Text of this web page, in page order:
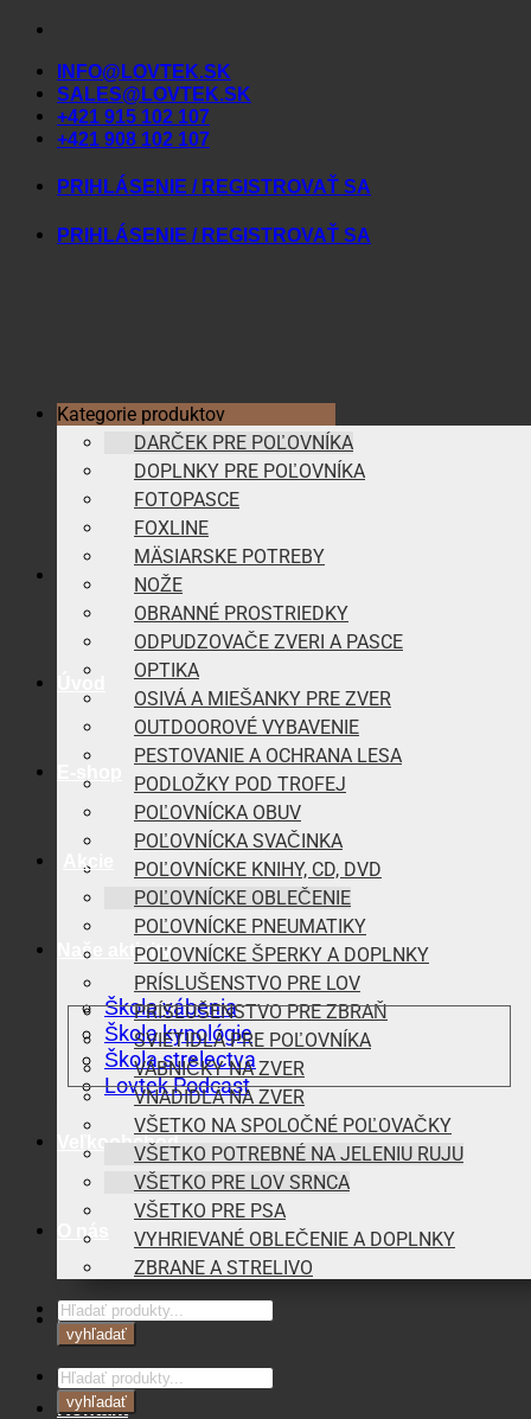
Skip
contentINFO@LOVTEK.SK
SALES@LOVTEK.SK
+421 915 102 107
+421 908 102 107
PRIHLÁSENIE / REGISTROVAŤ SA
PRIHLÁSENIE / REGISTROVAŤ SA
Akcie
Naše aktivity
Škola vábenia
Škola kynológie
Škola strelectva
Lovtek Podcast
Veľkoobchod
O nás
Blog
Kontakt
Kategorie produktov
DARČEK PRE POĽOVNÍKA
DOPLNKY PRE POĽOVNÍKA
FOTOPASCE
FOXLINE
MÄSIARSKE POTREBY
NOŽE
OBRANNÉ PROSTRIEDKY
ODPUDZOVAČE ZVERI A PASCE
OPTIKA
OSIVÁ A MIEŠANKY PRE ZVER
OUTDOOROVÉ VYBAVENIE
PESTOVANIE A OCHRANA LESA
PODLOŽKY POD TROFEJ
POĽOVNÍCKA OBUV
POĽOVNÍCKA SVAČINKA
POĽOVNÍCKE KNIHY, CD, DVD
POĽOVNÍCKE OBLEČENIE
POĽOVNÍCKE PNEUMATIKY
POĽOVNÍCKE ŠPERKY A DOPLNKY
PRÍSLUŠENSTVO PRE LOV
PRÍSLUŠENSTVO PRE ZBRAŇ
SVIETIDLÁ PRE POĽOVNÍKA
VÁBNIČKY NA ZVER
VNADIDLÁ NA ZVER
VŠETKO NA SPOLOČNÉ POĽOVAČKY
VŠETKO POTREBNÉ NA JELENIU RUJU
VŠETKO PRE LOV SRNCA
VŠETKO PRE PSA
VYHRIEVANÉ OBLEČENIE A DOPLNKY
ZBRANE A STRELIVO
Products
search
vyhľadať
Products
search
vyhľadať